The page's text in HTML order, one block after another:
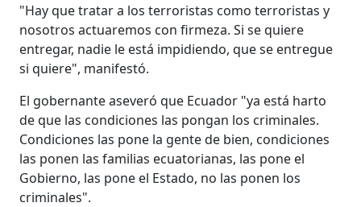
"Hay que tratar a los terroristas como terroristas y
nosotros actuaremos con firmeza. Si se quiere
entregar, nadie le está impidiendo, que se entregue
si quiere", manifestó.
El gobernante aseveró que Ecuador "ya está harto
de que las condiciones las pongan los criminales.
Condiciones las pone la gente de bien, condiciones
las ponen las familias ecuatorianas, las pone el
Gobierno, las pone el Estado, no las ponen los
criminales".